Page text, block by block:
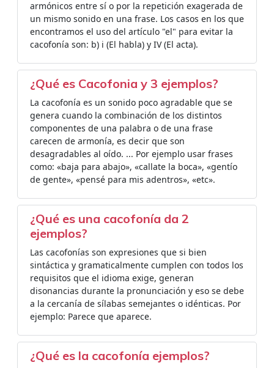
armónicos entre sí o por la repetición exagerada de
un mismo sonido en una frase. Los casos en los que
encontramos el uso del artículo "el" para evitar la
cacofonía son: b) i (El habla) y IV (El acta).
¿Qué es Cacofonia y 3 ejemplos?
La cacofonía es un sonido poco agradable que se
genera cuando la combinación de los distintos
componentes de una palabra o de una frase
carecen de armonía, es decir que son
desagradables al oído. ... Por ejemplo usar frases
como: «baja para abajo», «callate la boca», «gentío
de gente», «pensé para mis adentros», «etc».
¿Qué es una cacofonía da 2
ejemplos?
Las cacofonías son expresiones que si bien
sintáctica y gramaticalmente cumplen con todos los
requisitos que el idioma exige, generan
disonancias durante la pronunciación y eso se debe
a la cercanía de sílabas semejantes o idénticas. Por
ejemplo: Parece que aparece.
¿Qué es la cacofonía ejemplos?